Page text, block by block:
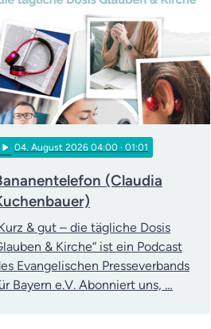
play_arrow 04 . August 2026 04:00 · 01:01
(Claudia
& gut – die tägliche Dosis
& Kirche“ ist ein Podcast
Evangelischen Presseverbands
Bayern e.V. Abonniert uns, …